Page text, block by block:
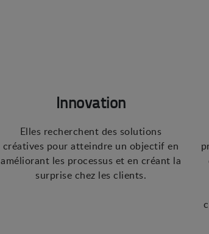
Innovation
Elles recherchent des solutions
créatives pour atteindre un objectif en
améliorant les processus et en créant la
surprise chez les clients.